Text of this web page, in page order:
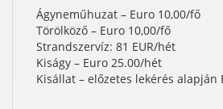
Ágyneműhuzat – Euro 10,00/fő
Törölköző – Euro 10,00/fő
Strandszervíz: 81 EUR/hét
Kiságy – Euro 25.00/hét
Kisállat – előzetes lekérés alapján